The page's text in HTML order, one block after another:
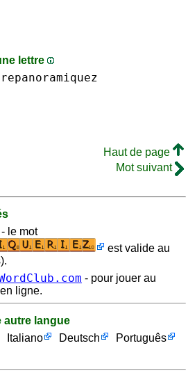
lettre
repanoramiquez
Haut de page
Mot suivant
- le mot
est valide au
- pour jouer au
ligne.
autre langue
Italiano Deutsch
Português